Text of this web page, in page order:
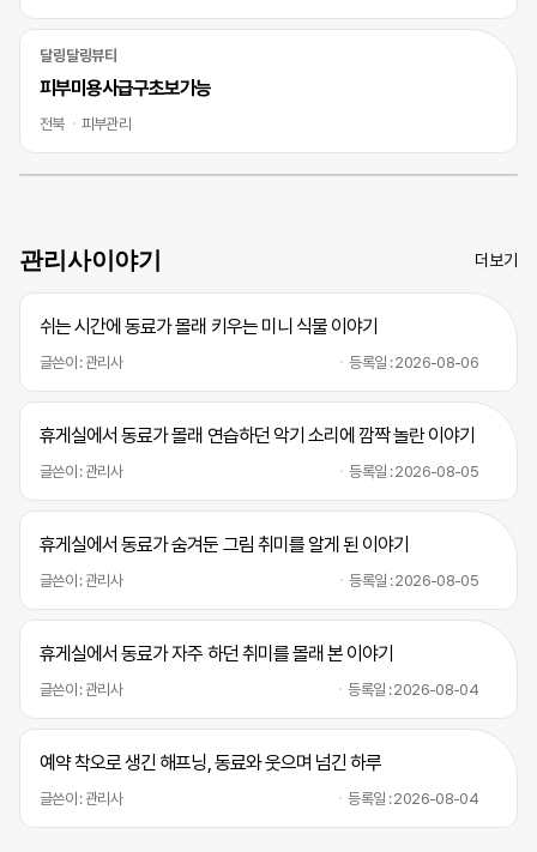
달링달링뷰티
피부미용사급구초보가능
전북 피부관리
관리사이야기 더보기
쉬는 시간에 동료가 몰래 키우는 미니 식물 이야기
글쓴이 : 관리사 등록일 : 2026-08-06
휴게실에서 동료가 몰래 연습하던 악기 소리에 깜짝 놀란 이야기
글쓴이 : 관리사 등록일 : 2026-08-05
휴게실에서 동료가 숨겨둔 그림 취미를 알게 된 이야기
글쓴이 : 관리사 등록일 : 2026-08-05
휴게실에서 동료가 자주 하던 취미를 몰래 본 이야기
글쓴이 : 관리사 등록일 : 2026-08-04
예약 착오로 생긴 해프닝, 동료와 웃으며 넘긴 하루
글쓴이 : 관리사 등록일 : 2026-08-04